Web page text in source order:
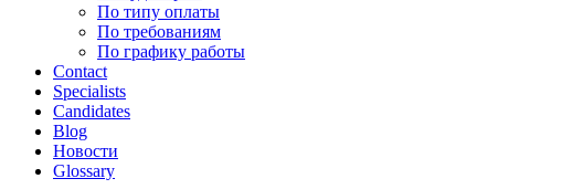
По типу оплаты
По требованиям
По графику работы
Contact
Specialists
Candidates
Blog
Новости
Glossary